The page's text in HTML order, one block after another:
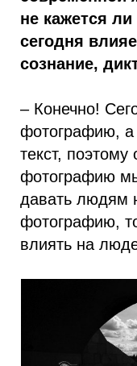
не кажется
сегодня
сознание,
– Конечно!
фотографию, а
текст,
фотографию
давать людям
фотографию,
влиять на